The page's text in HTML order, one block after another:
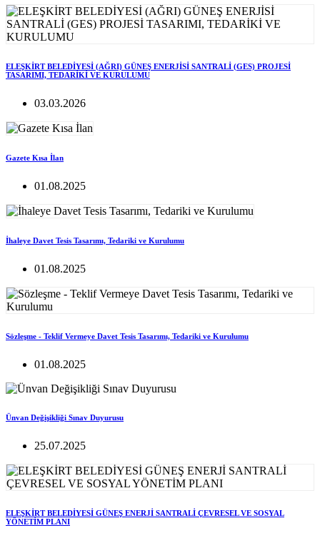
ELEŞKİRT BELEDİYESİ (AĞRI) GÜNEŞ ENERJİSİ SANTRALİ (GES) PROJESİ
TASARIMI, TEDARİKİ VE KURULUMU
03.03.2026
Gazete Kısa İlan
01.08.2025
İhaleye Davet Tesis Tasarımı, Tedariki ve Kurulumu
01.08.2025
Sözleşme - Teklif Vermeye Davet Tesis Tasarımı, Tedariki ve Kurulumu
01.08.2025
Ünvan Değişikliği Sınav Duyurusu
25.07.2025
ELEŞKİRT BELEDİYESİ GÜNEŞ ENERJİ SANTRALİ ÇEVRESEL VE SOSYAL
YÖNETİM PLANI